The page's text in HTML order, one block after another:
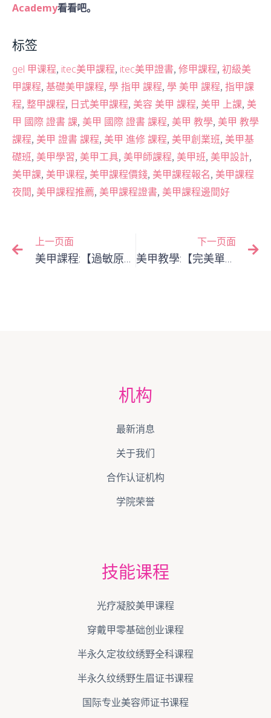
Academy看看吧。
标签
gel 甲课程, itec美甲課程, itec美甲證書, 修甲課程, 初級美
甲課程, 基礎美甲課程, 學 指甲 課程, 學 美甲 課程, 指甲課
程, 整甲課程, 日式美甲課程, 美容 美甲 課程, 美甲 上課, 美
甲 國際 證書 課, 美甲 國際 證書 課程, 美甲 教學, 美甲 教學
課程, 美甲 證書 課程, 美甲 進修 課程, 美甲創業班, 美甲基
礎班, 美甲學習, 美甲工具, 美甲師課程, 美甲班, 美甲設計,
美甲課, 美甲课程, 美甲課程價錢, 美甲課程報名, 美甲課程
夜間, 美甲課程推薦, 美甲課程證書, 美甲課程邊間好
上一页面
美甲課程:【過敏原防範指南】解析常見的美甲產品過敏原，與如何為敏感客戶服務
下一页面
美甲教學:【完美單色極致工法】從取膠到包邊，打造零瑕疵單色凝膠的全程細節
机构
最新消息
关于我们
合作认证机构
学院荣誉
技能课程
光疗凝胶美甲课程
穿戴甲零基础创业课程
半永久定妆纹绣野全科课程
半永久纹绣野生眉证书课程
国际专业美容师证书课程